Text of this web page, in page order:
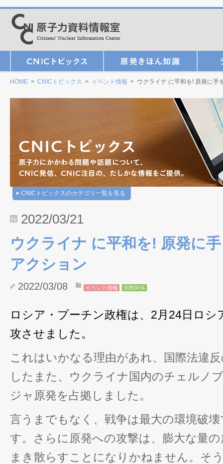
HOME > CNICトピックス > イベント情報 > ウクライナ に平和を! 原発に手
CNICトピックスのカテゴリ一覧を見る
2022/03/21
ウクライナ に平和を! 原発に
アクション
2022/03/08 イベント情報 国際関係
ロシア・プーチン政権は、2月24日ロ
攻させました。
これはいかなる理由があれ、国際法違
したまた、ウクライナ国内のチェルノ
ジャ原発を占拠しました。
言うまでもなく、戦争は最大の環境破
す。さらに原発への攻撃は、膨大な量
まき散らすことになりかねません。そ